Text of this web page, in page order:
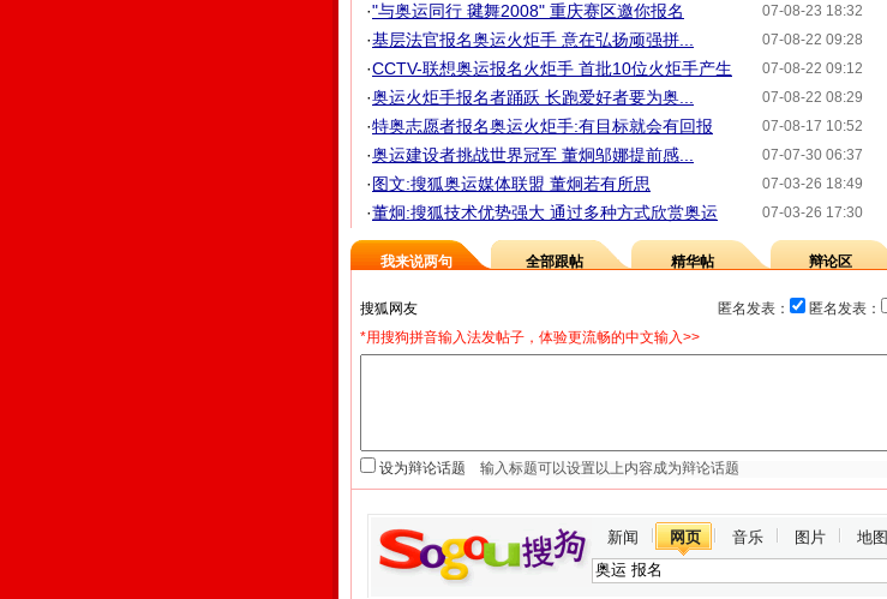
07-08-23 18:32
·"与奥运同行 毽舞2008" 重庆赛区邀你报名
07-08-22 09:28
·基层法官报名奥运火炬手 意在弘扬顽强拼...
07-08-22 09:12
·CCTV-联想奥运报名火炬手 首批10位火炬手产生
07-08-22 08:29
·奥运火炬手报名者踊跃 长跑爱好者要为奥...
07-08-17 10:52
·特奥志愿者报名奥运火炬手:有目标就会有回报
07-07-30 06:37
·奥运建设者挑战世界冠军 董炯邬娜提前感...
07-03-26 18:49
·图文:搜狐奥运媒体联盟 董炯若有所思
07-03-26 17:30
·董炯:搜狐技术优势强大 通过多种方式欣赏奥运
我来说两句 全部跟帖 精华帖
辩论区
匿名发表：
匿名发表：
*用搜狗拼音输入法发帖子，体验更流畅的中文输入>>
设为辩论话题
新闻 网页 音乐 图片 地图